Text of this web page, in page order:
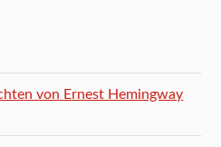
von Ernest Hemingway